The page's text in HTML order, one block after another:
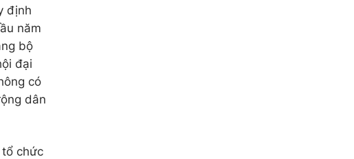
định
năm
bộ
đại
có
dân
chức